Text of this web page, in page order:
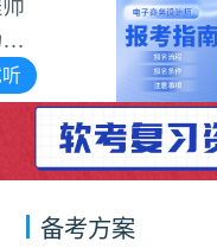
备考方案